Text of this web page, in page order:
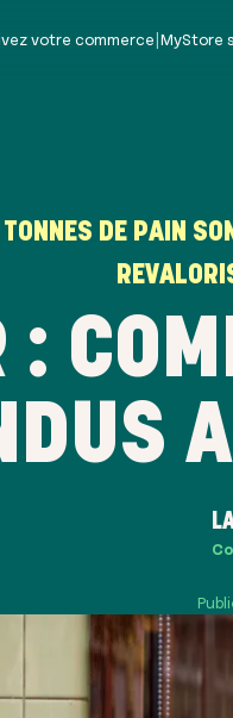
votre commerce|MyStore
DE PAIN
: